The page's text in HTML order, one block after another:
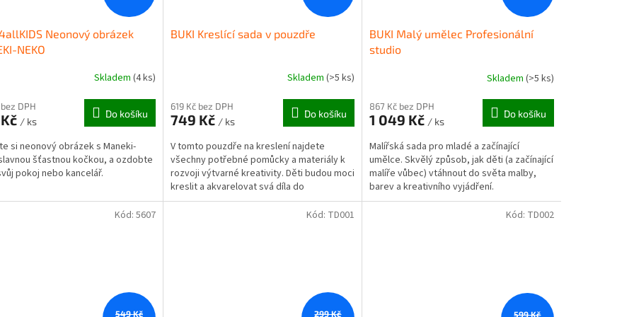
Neonový obrázek
NEKO
Skladem (4 ks)
DPH
/ ks
Do košíku
si neonový obrázek s Maneki-
šťastnou kočkou, a ozdobte
pokoj nebo kancelář.
BUKI Kreslící sada v pouzdře
produktu
je
z
5
hvězdiček.
Skladem (>5 ks)
619 Kč bez DPH
749 Kč / ks
Do košíku
V tomto pouzdře na kreslení najdete
všechny potřebné pomůcky a materiály k
rozvoji výtvarné kreativity. Děti budou moci
kreslit a akvarelovat svá díla do
přiloženého sešitu....
BUKI Malý umělec Profesionální
studio
Skladem (>5 ks)
867 Kč bez DPH
1 049 Kč / ks
Do košíku
Malířská sada pro mladé a začínající
umělce. Skvělý způsob, jak děti (a začínající
malíře vůbec) vtáhnout do světa malby,
barev a kreativního vyjádření.
549 Kč
Kód: 5607
299 Kč
Kód: TD001
599 Kč
Kód: TD002